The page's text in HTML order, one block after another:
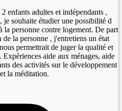
enfants adultes et indépendants ,
je souhaite étudier une possibilité d
la personne contre logement. De part
la personne , j'entretiens un état
permettrait de juger la qualité et
aide aux ménages, aide
des activités sur le développement
la méditation.